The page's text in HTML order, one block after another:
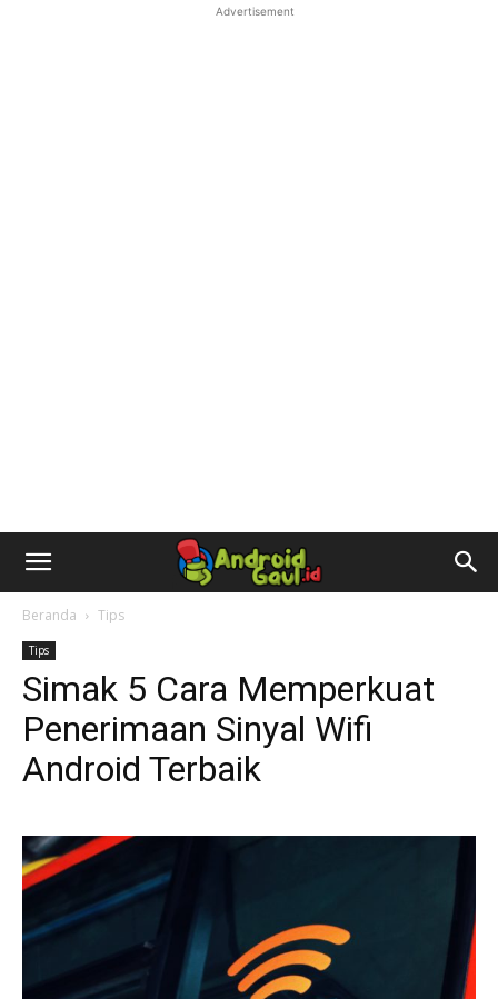
Advertisement
AndroidGaul.id
Beranda Tips
Tips
Simak 5 Cara Memperkuat
Penerimaan Sinyal Wifi
Android Terbaik